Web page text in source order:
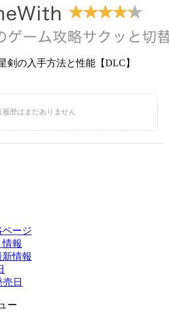
剣の入手方法と性能【DLC】
ージ
報
新情報
売日
ー